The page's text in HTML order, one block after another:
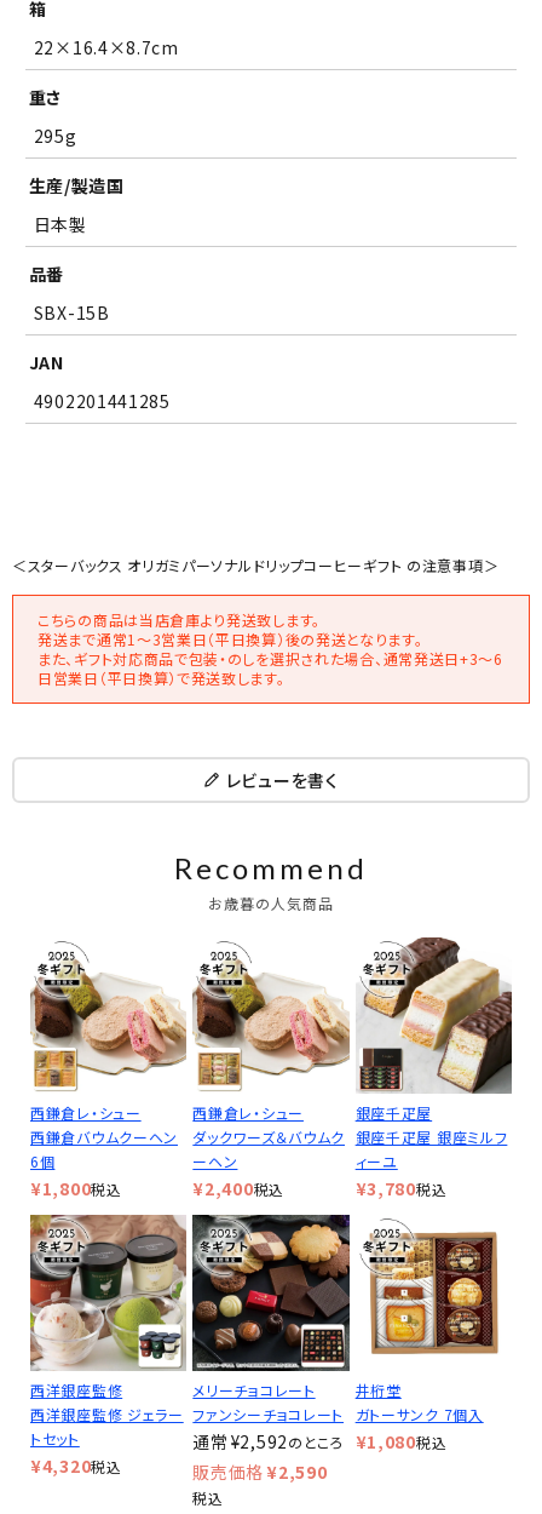
箱
22×16.4×8.7cm
重さ
295g
生産/製造国
日本製
品番
SBX-15B
JAN
4902201441285
＜スターバックス オリガミパーソナルドリップコーヒーギフト の注意事項＞
こちらの商品は当店倉庫より発送致します。
発送まで通常1～3営業日（平日換算）後の発送となります。
また、ギフト対応商品で包装・のしを選択された場合、通常発送日+3～6
日営業日（平日換算）で発送致します。
レビューを書く
Recommend
お歳暮の人気商品
西鎌倉レ・シュー
西鎌倉バウムクーヘン
6個
¥1,800税込
西鎌倉レ・シュー
ダックワーズ＆バウムク
ーヘン
¥2,400税込
銀座千疋屋
銀座千疋屋 銀座ミルフ
ィーユ
¥3,780税込
西洋銀座監修
西洋銀座監修 ジェラー
トセット
¥4,320税込
メリーチョコレート
ファンシーチョコレート
¥2,592のところ
¥2,590
税込
井桁堂
ガトーサンク 7個入
¥1,080税込